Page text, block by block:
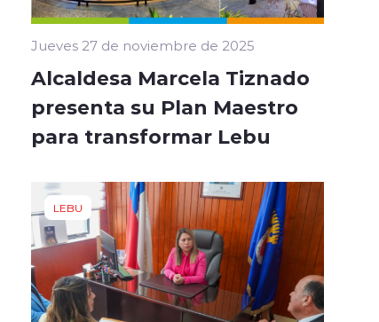
Jueves 27 de noviembre de 2025
Alcaldesa Marcela Tiznado
presenta su Plan Maestro
para transformar Lebu
LEBU